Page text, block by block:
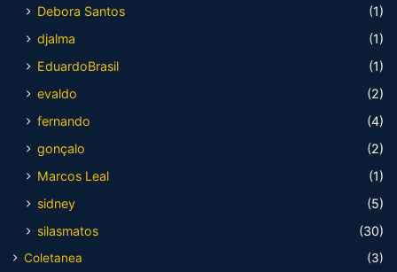
Debora Santos
(1)
djalma
(1)
EduardoBrasil
(1)
evaldo
(2)
fernando
(4)
gonçalo
(2)
Marcos Leal
(1)
sidney
(5)
silasmatos
(30)
Coletanea
(3)